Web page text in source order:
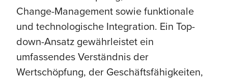
Change-Management sowie funktionale
und technologische Integration. Ein Top-
down-Ansatz gewährleistet ein
umfassendes Verständnis der
Wertschöpfung, der Geschäftsfähigkeiten,